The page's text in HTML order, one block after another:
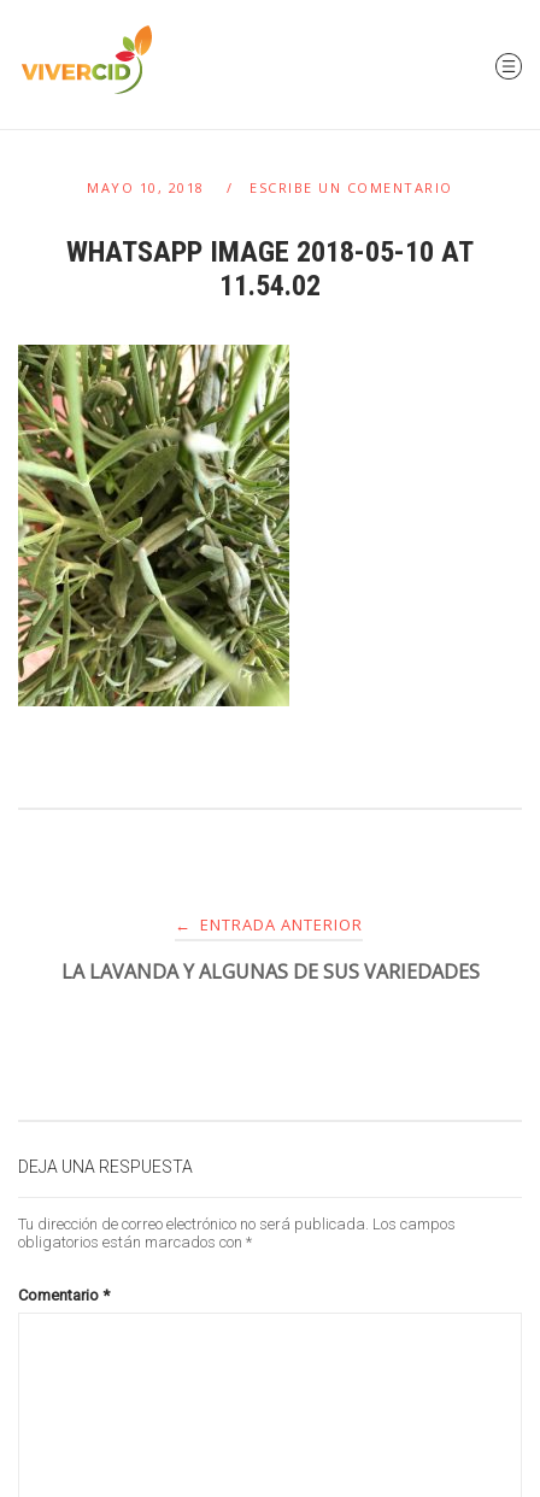
MAYO 10, 2018 ESCRIBE UN COMENTARIO
WHATSAPP IMAGE 2018-05-10 AT
11.54.02
← ENTRADA ANTERIOR
LA LAVANDA Y ALGUNAS DE SUS VARIEDADES
DEJA UNA RESPUESTA
Tu dirección de correo electrónico no será publicada. Los campos
obligatorios están marcados con *
Comentario *